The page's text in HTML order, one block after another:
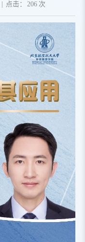
点击： 206 次